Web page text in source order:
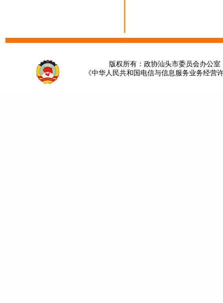
版权所有：政协汕头市委员会办公
《中华人民共和国电信与信息服务业务经营